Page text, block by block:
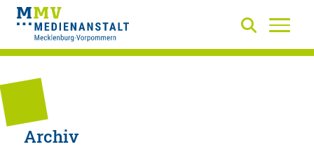
Archiv